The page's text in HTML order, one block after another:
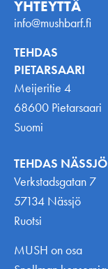
YHTEYTTÄ
info@mushbarf.fi
TEHDAS
PIETARSAARI
Meijeritie 4
68600 Pietarsaari
Suomi
TEHDAS NÄSSJÖ
Verkstadsgatan 7
57134 Nässjö
Ruotsi
MUSH on osa